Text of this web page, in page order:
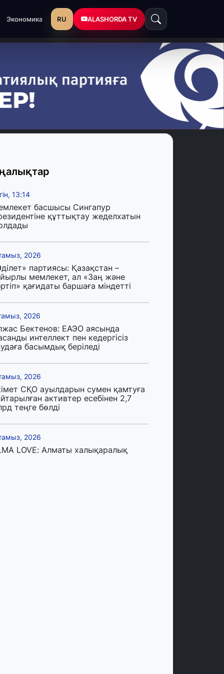
Экономика RU ALASHORDA TV
13:14
басшысы Сингапур
құттықтау жеделхатын
2026
партиясы: Қазақстан –
мемлекет, ал «Заң және
қағидаты баршаға міндетті
2026
Бектенов: ЕАЭО аясында
интеллект пен кедергісіз
басымдық беріледі
2026
СҚО ауылдарын сумен қамтуға
активтер есебінен 2,7
теңге бөлді
2026
LOVE: Алматы халықаралық